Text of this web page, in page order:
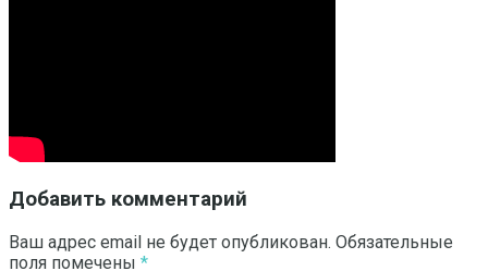
Добавить комментарий
Ваш адрес email не будет опубликован. Обязательные
поля помечены *